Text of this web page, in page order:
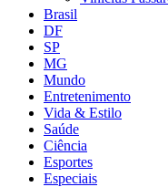
Brasil
DF
SP
MG
Mundo
Entretenimento
Vida & Estilo
Saúde
Ciência
Esportes
Especiais